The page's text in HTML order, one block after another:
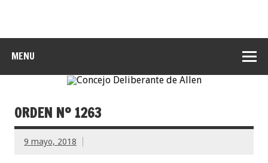
MENU
ORDEN Nº 1263
9 mayo, 2018